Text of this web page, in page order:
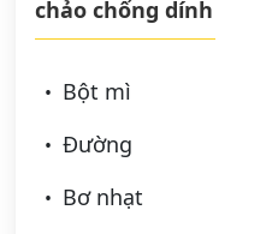
chảo chống dính
Bột mì
Đường
Bơ nhạt